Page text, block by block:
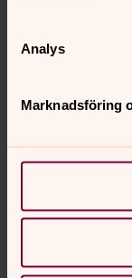
Analys
Marknadsföring
Per-